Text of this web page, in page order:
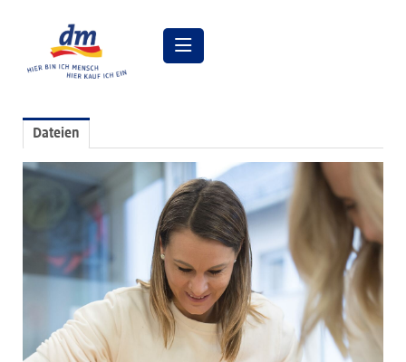
Pressebilder
dm Geschäftsführung
dm Markt
dm friseurstudio
dm kosmetikstudio
Verantwortung
Dateien